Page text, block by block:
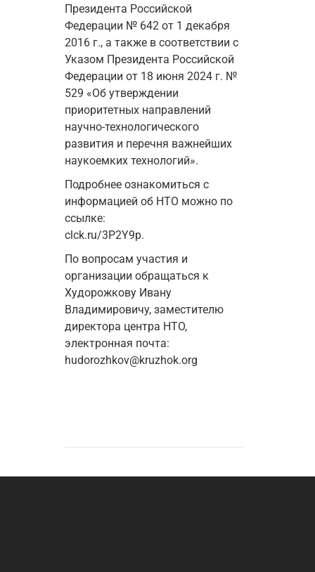
Президента Российской
Федерации № 642 от 1 декабря
2016 г., а также в соответствии с
Указом Президента Российской
Федерации от 18 июня 2024 г. №
529 «Об утверждении
приоритетных направлений
научно-технологического
развития и перечня важнейших
наукоемких технологий».
Подробнее ознакомиться с
информацией об НТО можно по
ссылке:
clck.ru/3P2Y9p.
По вопросам участия и
организации обращаться к
Худорожкову Ивану
Владимировичу, заместителю
директора центра НТО,
электронная почта:
hudorozhkov@kruzhok.org